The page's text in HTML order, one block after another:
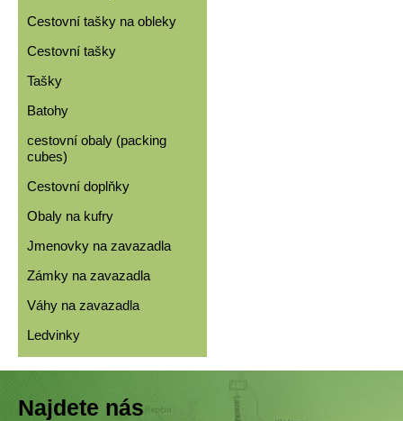
Cestovní tašky na obleky
Cestovní tašky
Tašky
Batohy
cestovní obaly (packing
cubes)
Cestovní doplňky
Obaly na kufry
Jmenovky na zavazadla
Zámky na zavazadla
Váhy na zavazadla
Ledvinky
Najdete nás